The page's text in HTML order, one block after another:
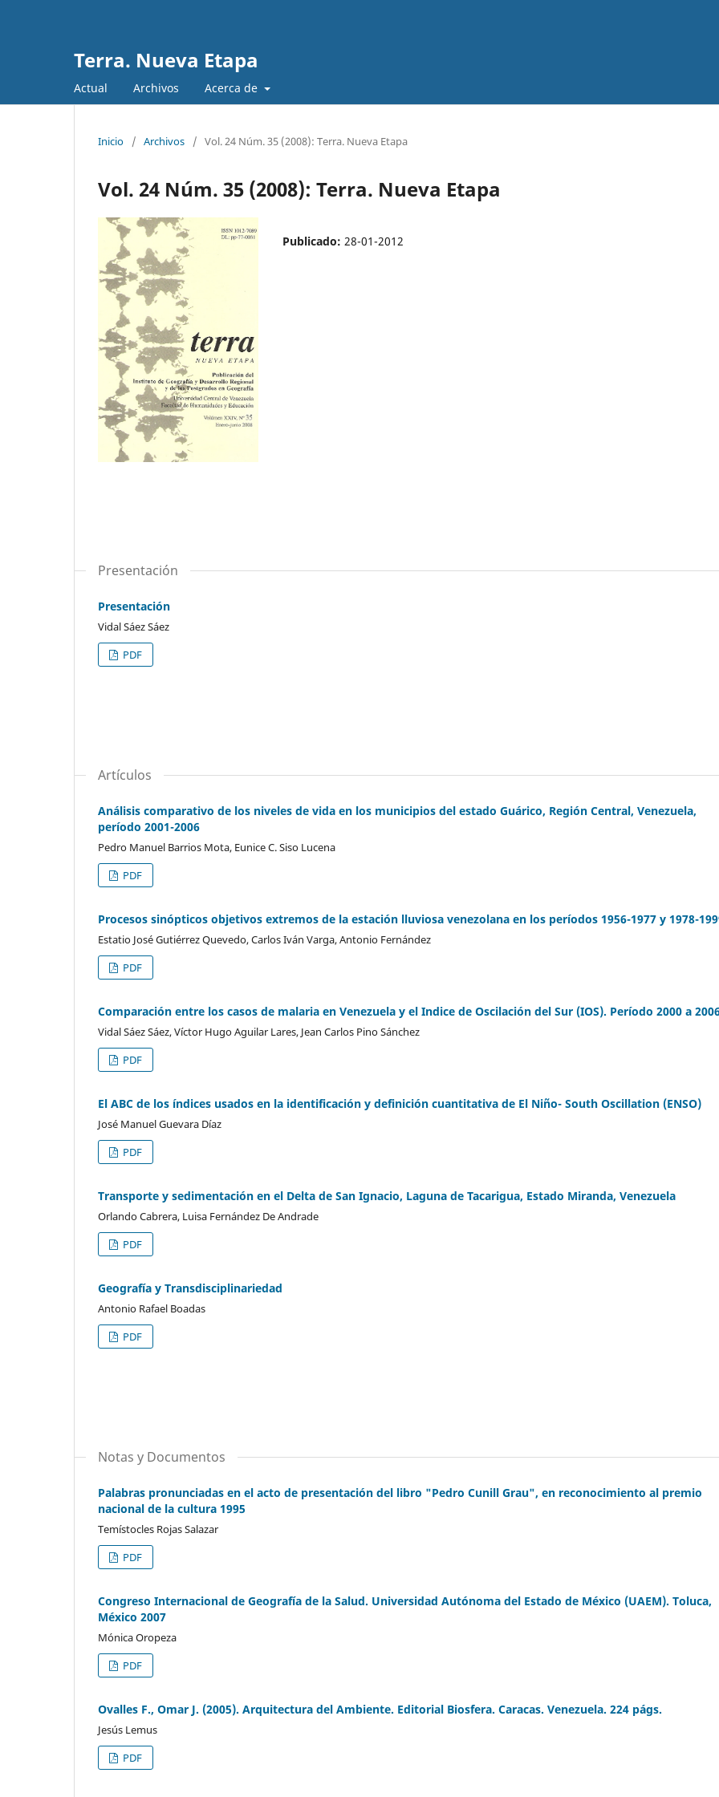
Terra. Nueva Etapa
Actual Archivos Acerca de
Inicio / Archivos / Vol. 24 Núm. 35 (2008): Terra. Nueva Etapa
Vol. 24 Núm. 35 (2008): Terra. Nueva Etapa
Publicado: 28-01-2012
Presentación
Presentación
Vidal Sáez Sáez
PDF
Artículos
Análisis comparativo de los niveles de vida en los municipios del estado Guárico, Región Central, Venezuela,
período 2001-2006
Pedro Manuel Barrios Mota, Eunice C. Siso Lucena
PDF
Procesos sinópticos objetivos extremos de la estación lluviosa venezolana en los períodos 1956-1977 y 1978-
Estatio José Gutiérrez Quevedo, Carlos Iván Varga, Antonio Fernández
PDF
Comparación entre los casos de malaria en Venezuela y el Indice de Oscilación del Sur (IOS). Período 2000 a
Vidal Sáez Sáez, Víctor Hugo Aguilar Lares, Jean Carlos Pino Sánchez
PDF
El ABC de los índices usados en la identificación y definición cuantitativa de El Niño- South Oscillation (ENSO)
José Manuel Guevara Díaz
PDF
Transporte y sedimentación en el Delta de San Ignacio, Laguna de Tacarigua, Estado Miranda, Venezuela
Orlando Cabrera, Luisa Fernández De Andrade
PDF
Geografía y Transdisciplinariedad
Antonio Rafael Boadas
PDF
Notas y Documentos
Palabras pronunciadas en el acto de presentación del libro "Pedro Cunill Grau", en reconocimiento al premio
nacional de la cultura 1995
Temístocles Rojas Salazar
PDF
Congreso Internacional de Geografía de la Salud. Universidad Autónoma del Estado de México (UAEM). Toluca,
México 2007
Mónica Oropeza
PDF
Ovalles F., Omar J. (2005). Arquitectura del Ambiente. Editorial Biosfera. Caracas. Venezuela. 224 págs.
Jesús Lemus
PDF